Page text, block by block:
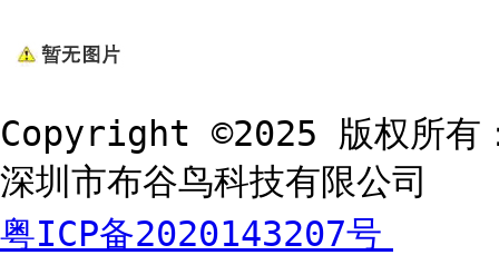
Copyright ©2025 版权所有
深圳市布谷鸟科技有限公司
粤ICP备2020143207号